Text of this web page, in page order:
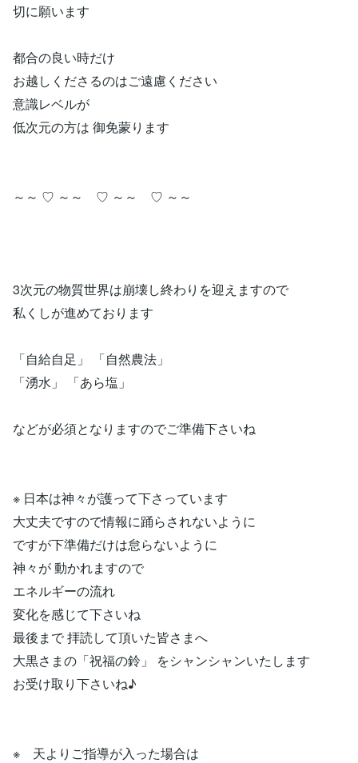
切に願います
都合の良い時だけ
お越しくださるのはご遠慮ください
意識レベルが
低次元の方は 御免蒙ります
～～ ♡ ～～ ♡ ～～ ♡ ～～
3次元の物質世界は崩壊し終わりを迎えますので
私くしが進めております
「自給自足」 「自然農法」
「湧水」 「あら塩」
などが必須となりますのでご準備下さいね
※ 日本は神々が護って下さっています
大丈夫ですので情報に踊らされないように
ですが下準備だけは怠らないように
神々が 動かれますので
エネルギーの流れ
変化を感じて下さいね
最後まで 拝読して頂いた皆さまへ
大黒さまの「祝福の鈴」 をシャンシャンいたします
お受け取り下さいね♪
※ 天よりご指導が入った場合は